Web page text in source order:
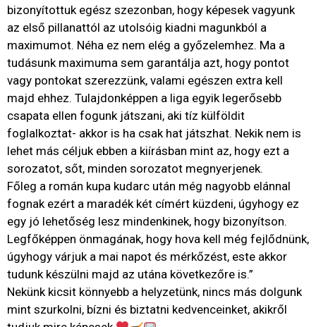
bizonyítottuk egész szezonban, hogy képesek vagyunk
az első pillanattól az utolsóig kiadni magunkból a
maximumot. Néha ez nem elég a győzelemhez. Ma a
tudásunk maximuma sem garantálja azt, hogy pontot
vagy pontokat szerezzünk, valami egészen extra kell
majd ehhez. Tulajdonképpen a liga egyik legerősebb
csapata ellen fogunk játszani, aki tíz külföldit
foglalkoztat- akkor is ha csak hat játszhat. Nekik nem is
lehet más céljuk ebben a kiírásban mint az, hogy ezt a
sorozatot, sőt, minden sorozatot megnyerjenek.
Főleg a román kupa kudarc után még nagyobb elánnal
fognak ezért a maradék két címért küzdeni, úgyhogy ez
egy jó lehetőség lesz mindenkinek, hogy bizonyítson.
Legfőképpen önmagának, hogy hova kell még fejlődnünk,
úgyhogy várjuk a mai napot és mérkőzést, este akkor
tudunk készülni majd az utána következőre is.”
Nekünk kicsit könnyebb a helyzetünk, nincs más dolgunk
mint szurkolni, bízni és biztatni kedvenceinket, akikről